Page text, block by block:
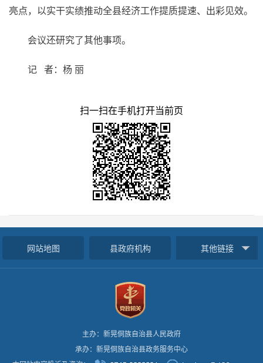
亮点，以实干实绩推动全县经济工作提质提速、出彩见效。
会议还研究了其他事项。
记 者：杨 丽
扫一扫在手机打开当前页
网站地图 县政府机构 其他链接
主办：新晃侗族自治县人民政府
承办：新晃侗族自治县政务服务中心